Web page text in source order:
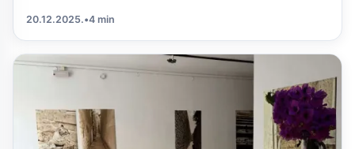
20.12.2025.•4 min